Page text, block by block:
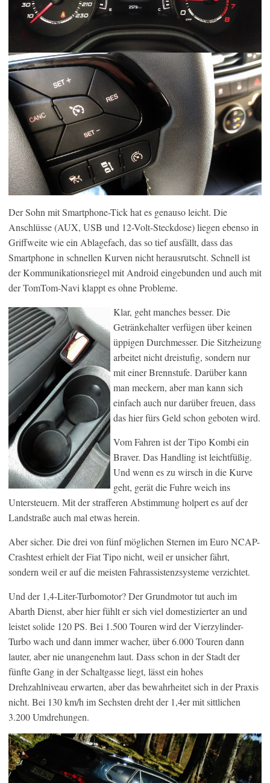
Der Sohn mit Smartphone-Tick hat es genauso leicht. Die
Anschlüsse (AUX, USB und 12-Volt-Steckdose) liegen ebenso in
Griffweite wie ein Ablagefach, das so tief ausfällt, dass das
Smartphone in schnellen Kurven nicht herausrutscht. Schnell ist
der Kommunikationsriegel mit Android eingebunden und auch mit
der TomTom-Navi klappt es ohne Probleme.
Klar, geht manches besser. Die
Getränkehalter verfügen über keinen
üppigen Durchmesser. Die Sitzheizung
arbeitet nicht dreistufig, sondern nur
mit einer Brennstufe. Darüber kann
man meckern, aber man kann sich
einfach auch nur darüber freuen, dass
das hier fürs Geld schon geboten wird.
Vom Fahren ist der Tipo Kombi ein
Braver. Das Handling ist leichtfüßig.
Und wenn es zu wirsch in die Kurve
geht, gerät die Fuhre weich ins
Untersteuern. Mit der strafferen Abstimmung holpert es auf der
Landstraße auch mal etwas herein.
Aber sicher. Die drei von fünf möglichen Sternen im Euro NCAP-
Crashtest erhielt der Fiat Tipo nicht, weil er unsicher fährt,
sondern weil er auf die meisten Fahrassistenzsysteme verzichtet.
Und der 1,4-Liter-Turbomotor? Der Grundmotor tut auch im
Abarth Dienst, aber hier fühlt er sich viel domestizierter an und
leistet solide 120 PS. Bei 1.500 Touren wird der Vierzylinder-
Turbo wach und dann immer wacher, über 6.000 Touren dann
lauter, aber nie unangenehm laut. Dass schon in der Stadt der
fünfte Gang in der Schaltgasse liegt, lässt ein hohes
Drehzahlniveau erwarten, aber das bewahrheitet sich in der Praxis
nicht. Bei 130 km/h im Sechsten dreht der 1,4er mit sittlichen
3.200 Umdrehungen.